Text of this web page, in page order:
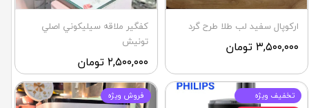
اركوپال سفيد لب طلا طرح گرد
۳,۵۰۰,۰۰۰ تومان
كفگير ملاقه سيليكوني اصلي
تونيش
۲,۵۰۰,۰۰۰ تومان
تخفيف ويژه فروش ويژه